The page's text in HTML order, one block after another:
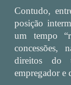
Contudo,
posição
um tempo
concessões,
direitos do
empregador e